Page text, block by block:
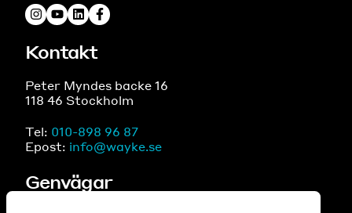
Kontakt
Peter Myndes backe 16
118 46 Stockholm
Tel: 010-898 96 87
Epost: info@wayke.se
Genvägar